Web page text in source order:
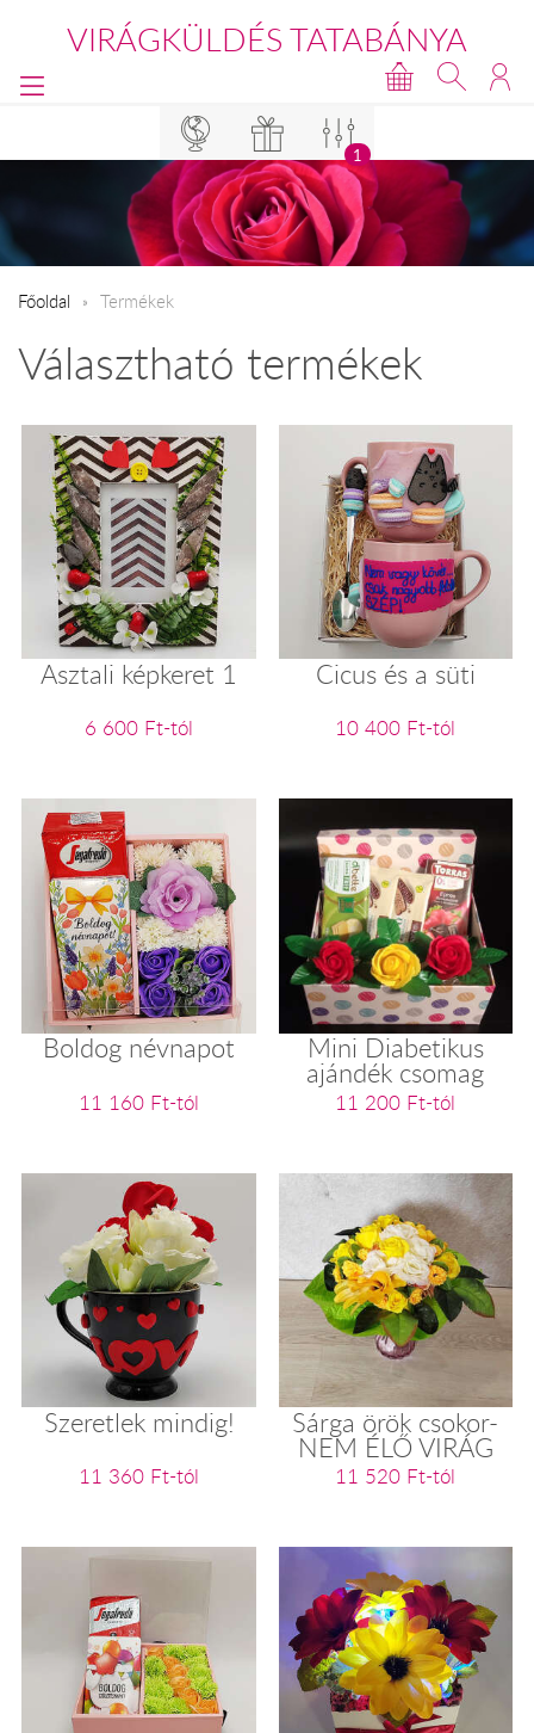
VIRÁGKÜLDÉS TATABÁNYA
1
Főoldal Termékek
Választható termékek
Asztali képkeret 1
6 600 Ft-tól
Cicus és a süti
10 400 Ft-tól
Boldog névnapot
11 160 Ft-tól
Mini Diabetikus
ajándék csomag
11 200 Ft-tól
Szeretlek mindig!
11 360 Ft-tól
Sárga örök csokor-
NEM ÉLŐ VIRÁG
11 520 Ft-tól